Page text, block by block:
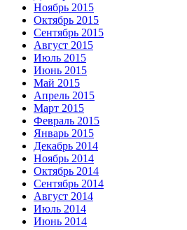
Ноябрь 2015
Октябрь 2015
Сентябрь 2015
Август 2015
Июль 2015
Июнь 2015
Май 2015
Апрель 2015
Март 2015
Февраль 2015
Январь 2015
Декабрь 2014
Ноябрь 2014
Октябрь 2014
Сентябрь 2014
Август 2014
Июль 2014
Июнь 2014